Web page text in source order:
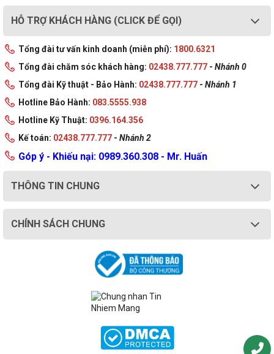
HỖ TRỢ KHÁCH HÀNG (CLICK ĐỂ GỌI)
Tổng đài tư vấn kinh doanh (miễn phí): 1800.6321
Tổng đài chăm sóc khách hàng: 02438.777.777 - Nhánh 0
Tổng đài Kỹ thuật - Bảo Hành: 02438.777.777 - Nhánh 1
Hotline Bảo Hành: 083.5555.938
Hotline Kỹ Thuật: 0396.164.356
Kế toán: 02438.777.777 - Nhánh 2
Góp ý - Khiếu nại: 0989.360.308 - Mr. Huấn
THÔNG TIN CHUNG
CHÍNH SÁCH CHUNG